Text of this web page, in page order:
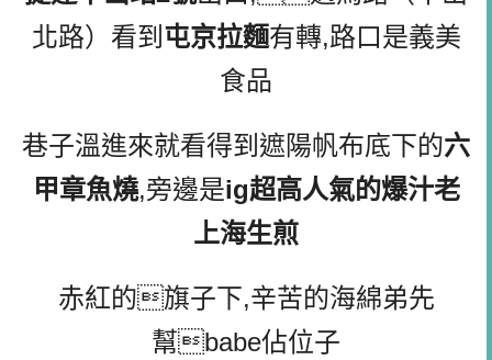
北路）看到 屯京拉麵有轉,路口是義美
食品
巷子溫進來就看得到遮陽帆布底下的六
甲章魚燒,旁邊是ig超高人氣的爆汁老
上海生煎
赤紅的旗子下,辛苦的海綿弟先
幫babe佔位子